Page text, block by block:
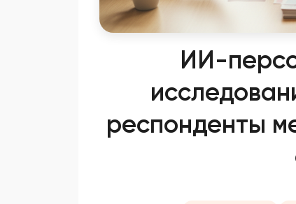
ИИ-
респонденты